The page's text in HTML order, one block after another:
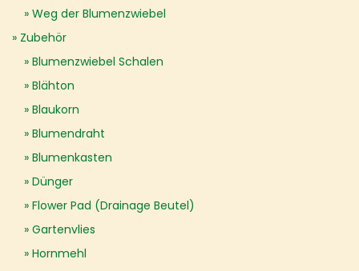
Weg der Blumenzwiebel
Zubehör
Blumenzwiebel Schalen
Blähton
Blaukorn
Blumendraht
Blumenkasten
Dünger
Flower Pad (Drainage Beutel)
Gartenvlies
Hornmehl